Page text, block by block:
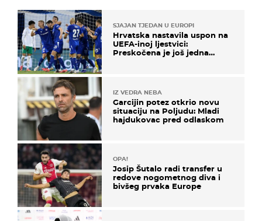
SJAJAN TJEDAN U EUROPI
Hrvatska nastavila uspon na
UEFA-inoj ljestvici:
Preskočena je još jedna
IZ VEDRA NEBA
Garcijin potez otkrio novu
situaciju na Poljudu: Mladi
hajdukovac pred odlaskom
OPA!
Josip Šutalo radi transfer u
redove nogometnog diva i
bivšeg prvaka Europe